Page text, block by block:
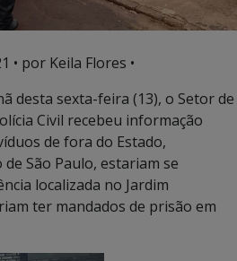
• por Keila Flores •
desta sexta-feira (13), o Setor de
Civil recebeu informação
de fora do Estado,
São Paulo, estariam se
localizada no Jardim
ter mandados de prisão em